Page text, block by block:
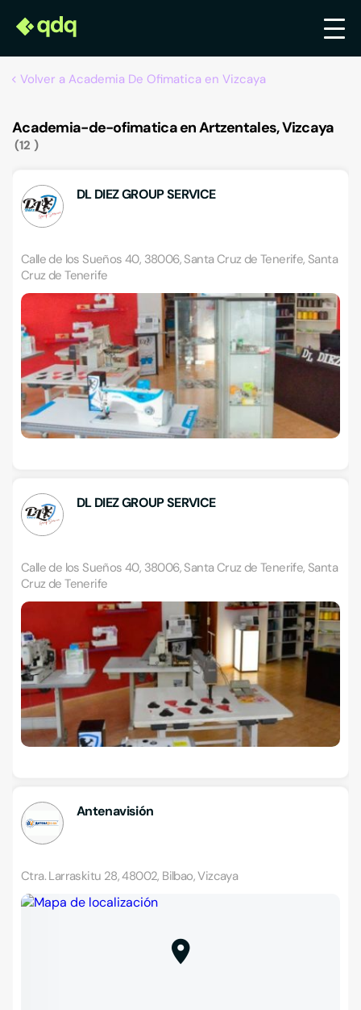
Volver a Academia De Ofimatica en Vizcaya
Academia-de-ofimatica en Artzentales, Vizcaya
12
DL DIEZ GROUP SERVICE
Calle de los Sueños 40, 38006, Santa Cruz de Tenerife, Santa
Cruz de Tenerife
DL DIEZ GROUP SERVICE
Calle de los Sueños 40, 38006, Santa Cruz de Tenerife, Santa
Cruz de Tenerife
Antenavisión
Ctra. Larraskitu 28, 48002, Bilbao, Vizcaya